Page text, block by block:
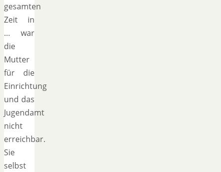
gesamten
Zeit in
… war
die
Mutter
für die
Einrichtung
und das
Jugendamt
nicht
erreichbar.
Sie
selbst